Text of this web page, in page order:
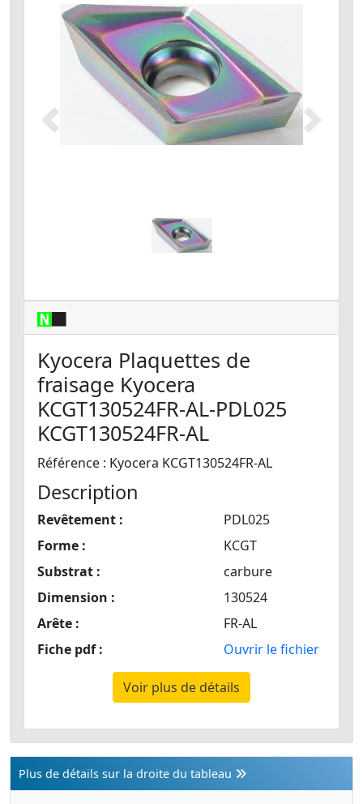
Précédent Suivant
Kyocera Plaquettes de
fraisage Kyocera
KCGT130524FR-AL-PDL025
KCGT130524FR-AL
Référence : Kyocera KCGT130524FR-AL
Description
Revêtement :
PDL025
Forme :
KCGT
Substrat :
carbure
Dimension :
130524
Arête :
FR-AL
Fiche pdf :
Ouvrir le fichier
Voir plus de détails
Plus de détails sur la droite du tableau